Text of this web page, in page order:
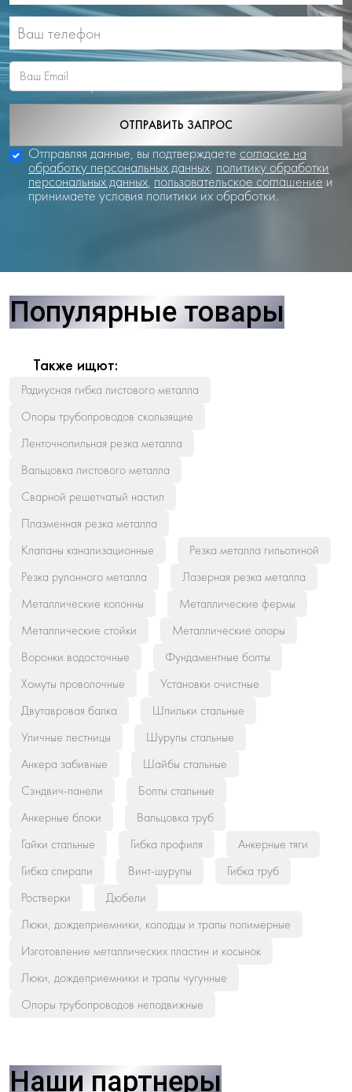
ОТПРАВИТЬ ЗАПРОС
Отправляя данные, вы подтверждаете согласие на
обработку персональных данных, политику обработки
персональных данных, пользовательское соглашение и
принимаете условия политики их обработки.
Популярные товары
Также ищют:
Радиусная гибка листового металла
Опоры трубопроводов скользящие
Ленточнопильная резка металла
Вальцовка листового металла
Сварной решетчатый настил
Плазменная резка металла
Клапаны канализационные
Резка металла гильотиной
Резка рулонного металла
Лазерная резка металла
Металлические колонны
Металлические фермы
Металлические стойки
Металлические опоры
Воронки водосточные
Фундаментные болты
Хомуты проволочные
Установки очистные
Двутавровая балка
Шпильки стальные
Уличные лестницы
Шурупы стальные
Анкера забивные
Шайбы стальные
Сэндвич-панели
Болты стальные
Анкерные блоки
Вальцовка труб
Гайки стальные
Гибка профиля
Анкерные тяги
Гибка спирали
Винт-шурупы
Гибка труб
Ростверки
Дюбели
Люки, дождеприемники, колодцы и трапы полимерные
Изготовление металлических пластин и косынок
Люки, дождеприемники и трапы чугунные
Опоры трубопроводов неподвижные
Наши партнеры